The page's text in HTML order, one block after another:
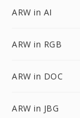
ARW in AI
ARW in RGB
ARW in DOC
ARW in JBG